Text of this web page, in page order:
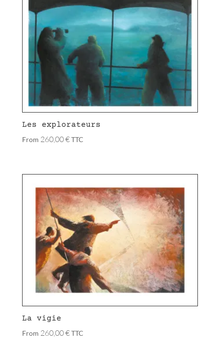
Les explorateurs
From 260,00€TTC
La vigie
From 260,00€TTC